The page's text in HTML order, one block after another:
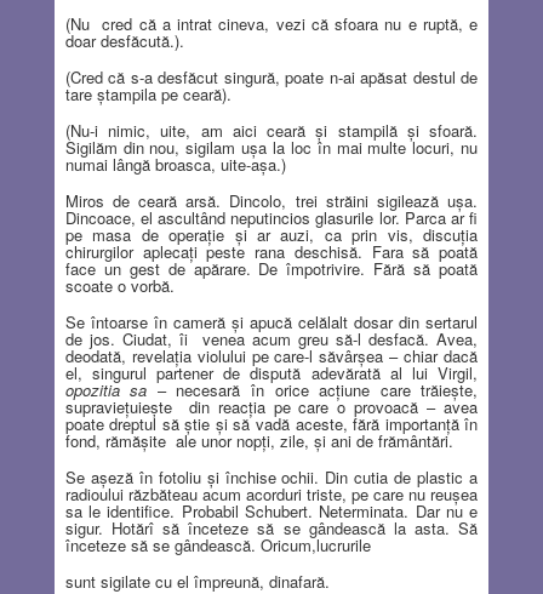
(Nu cred că a intrat cineva, vezi că sfoara nu e ruptă, e
doar desfăcută.).
(Cred că s-a desfăcut singură, poate n-ai apăsat destul de
tare ştampila pe ceară).
(Nu-i nimic, uite, am aici ceară şi stampilă şi sfoară.
Sigilăm din nou, sigilam uşa la loc în mai multe locuri, nu
numai lângă broasca, uite-aşa.)
Miros de ceară arsă. Dincolo, trei străini sigilează uşa.
Dincoace, el ascultând neputincios glasurile lor. Parca ar fi
pe masa de operaţie şi ar auzi, ca prin vis, discuţia
chirurgilor aplecaţi peste rana deschisă. Fara să poată
face un gest de apărare. De împotrivire. Fără să poată
scoate o vorbă.
Se întoarse în cameră şi apucă celălalt dosar din sertarul
de jos. Ciudat, îi venea acum greu să-l desfacă. Avea,
deodată, revelaţia violului pe care-l săvârşea – chiar dacă
el, singurul partener de dispută adevărată al lui Virgil,
opozitia sa – necesară în orice acţiune care trăieşte,
supravieţuieşte din reacţia pe care o provoacă – avea
poate dreptul să ştie şi să vadă aceste, fără importanţă în
fond, rămăşite ale unor nopţi, zile, şi ani de frământări.
Se aşeză în fotoliu şi închise ochii. Din cutia de plastic a
radioului răzbăteau acum acorduri triste, pe care nu reuşea
sa le identifice. Probabil Schubert. Neterminata. Dar nu e
sigur. Hotărî să înceteze să se gândească la asta. Să
înceteze să se gândească. Oricum,lucrurile
sunt sigilate cu el împreună, dinafară.